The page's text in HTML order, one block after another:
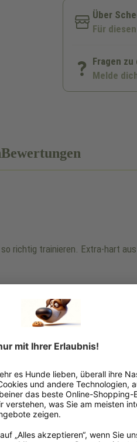
Über
Für
Fragen
Melde
Bewertungen
richtig trainieren. Extra-hart
15 - 20 cm